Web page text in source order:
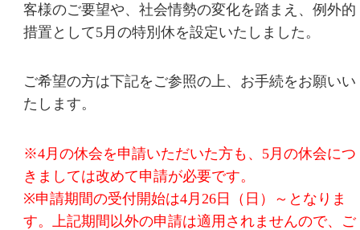
客様のご要望や、社会情勢の変化を踏まえ、例外的
措置として5月の特別休を設定いたしました。
ご希望の方は下記をご参照の上、お手続をお願いい
たします。
※4月の休会を申請いただいた方も、5月の休会につ
きましては改めて申請が必要です。
※申請期間の受付開始は4月26日（日）～となりま
す。上記期間以外の申請は適用されませんので、ご